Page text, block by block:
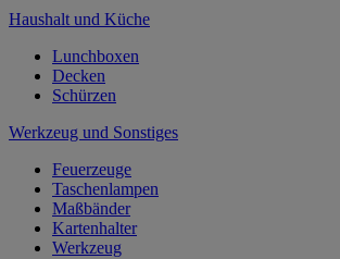
Haushalt und Küche
Lunchboxen
Decken
Schürzen
Werkzeug und Sonstiges
Feuerzeuge
Taschenlampen
Maßbänder
Kartenhalter
Werkzeug